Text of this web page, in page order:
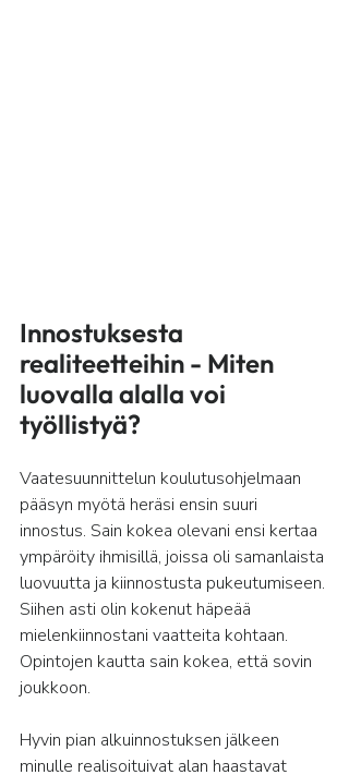
Innostuksesta
realiteetteihin - Miten
luovalla alalla voi
työllistyä?
Vaatesuunnittelun koulutusohjelmaan
pääsyn myötä heräsi ensin suuri
innostus. Sain kokea olevani ensi kertaa
ympäröity ihmisillä, joissa oli samanlaista
luovuutta ja kiinnostusta pukeutumiseen.
Siihen asti olin kokenut häpeää
mielenkiinnostani vaatteita kohtaan.
Opintojen kautta sain kokea, että sovin
joukkoon.
Hyvin pian alkuinnostuksen jälkeen
minulle realisoituivat alan haastavat